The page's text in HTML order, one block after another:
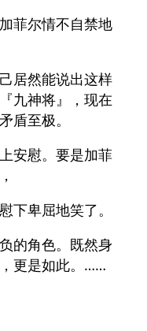
菲尔情不自禁地
居然能说出这样
九神将』，现在
盾至极。
安慰。要是加菲
下卑屈地笑了。
的角色。既然身
更是如此。……